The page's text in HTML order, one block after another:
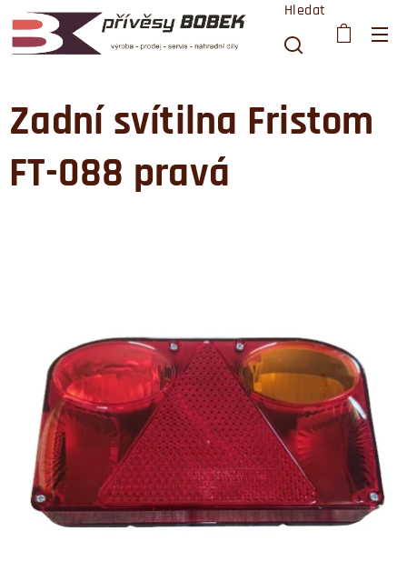
Hledat
Zadní svítilna Fristom
FT-088 pravá